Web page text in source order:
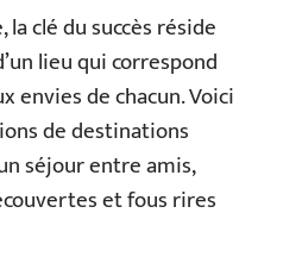
clé du succès réside
lieu qui correspond
envies de chacun. Voici
de destinations
séjour entre amis,
et fous rires